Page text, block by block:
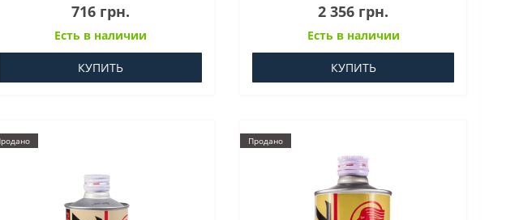
716 грн.
Есть в наличии
КУПИТЬ
2 356 грн.
Есть в наличии
КУПИТЬ
Продано